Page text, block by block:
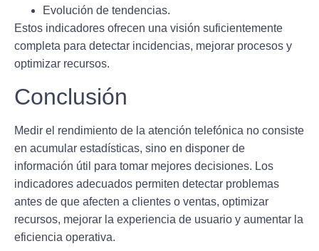
Evolución de tendencias.
Estos indicadores ofrecen una visión suficientemente
completa para detectar incidencias, mejorar procesos y
optimizar recursos.
Conclusión
Medir el rendimiento de la atención telefónica no consiste
en acumular estadísticas, sino en disponer de
información útil para tomar mejores decisiones. Los
indicadores adecuados permiten detectar problemas
antes de que afecten a clientes o ventas, optimizar
recursos, mejorar la experiencia de usuario y aumentar la
eficiencia operativa.